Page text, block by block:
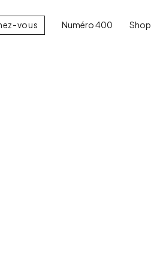
vous Numéro 400 Shop